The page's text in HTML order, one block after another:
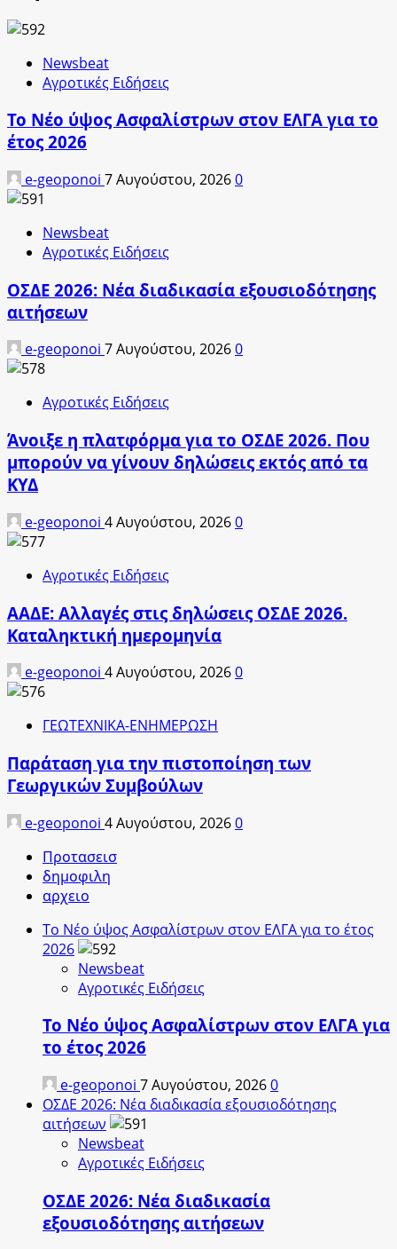
Newsbeat
Αγροτικές Ειδήσεις
Το Νέο ύψος Ασφαλίστρων στον ΕΛΓΑ για το
έτος 2026
e-geoponoi 7 Αυγούστου, 20260
Newsbeat
Αγροτικές Ειδήσεις
ΟΣΔΕ 2026: Νέα διαδικασία εξουσιοδότησης
αιτήσεων
e-geoponoi 7 Αυγούστου, 20260
Αγροτικές Ειδήσεις
Άνοιξε η πλατφόρμα για το ΟΣΔΕ 2026. Που
μπορούν να γίνουν δηλώσεις εκτός από τα
ΚΥΔ
e-geoponoi 4 Αυγούστου, 20260
Αγροτικές Ειδήσεις
ΑΑΔΕ: Αλλαγές στις δηλώσεις ΟΣΔΕ 2026.
Καταληκτική ημερομηνία
e-geoponoi 4 Αυγούστου, 20260
ΓΕΩΤΕΧΝΙΚΑ-ΕΝΗΜΕΡΩΣΗ
Παράταση για την πιστοποίηση των
Γεωργικών Συμβούλων
e-geoponoi 4 Αυγούστου, 20260
Προτασεισ
δημοφιλη
αρχειο
Το Νέο ύψος Ασφαλίστρων στον ΕΛΓΑ για το έτος
2026
Newsbeat
Αγροτικές Ειδήσεις
Το Νέο ύψος Ασφαλίστρων στον ΕΛΓΑ για
το έτος 2026
e-geoponoi 7 Αυγούστου, 20260
ΟΣΔΕ 2026: Νέα διαδικασία εξουσιοδότησης
αιτήσεων
Newsbeat
Αγροτικές Ειδήσεις
ΟΣΔΕ 2026: Νέα διαδικασία
εξουσιοδότησης αιτήσεων